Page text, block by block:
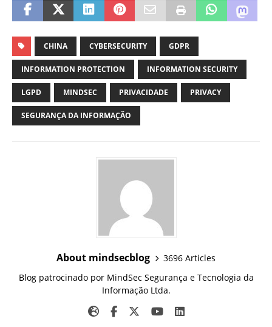
CHINA CYBERSECURITY GDPR
INFORMATION PROTECTION INFORMATION SECURITY
LGPD MINDSEC PRIVACIDADE PRIVACY
SEGURANÇA DA INFORMAÇÃO
About mindsecblog
3696 Articles
Blog patrocinado por MindSec Segurança e Tecnologia da
Informação Ltda.